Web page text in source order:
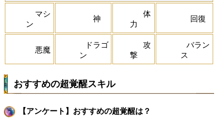
マシ
ン
神
体
力
回復
悪魔
ドラゴ
ン
攻
撃
バラン
ス
おすすめの超覚醒スキル
【アンケート】おすすめの超覚醒は？